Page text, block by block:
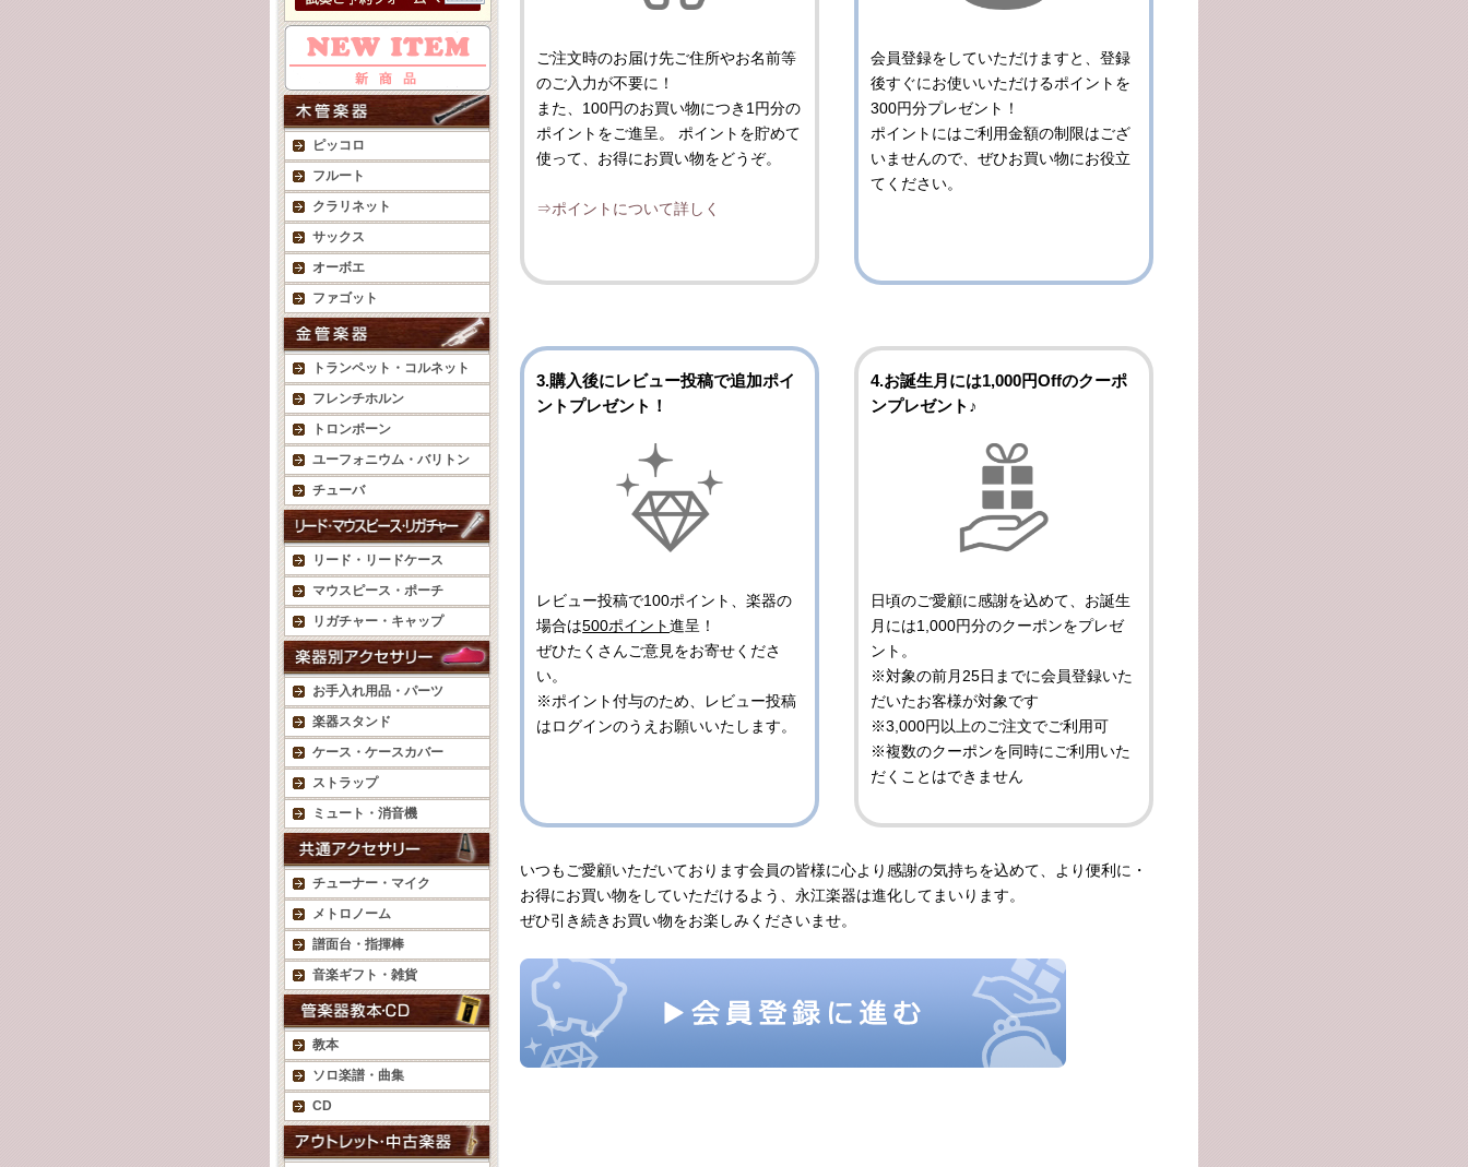
ピッコロ
フルート
クラリネット
サックス
オーボエ
ファゴット
トランペット・コルネット
フレンチホルン
トロンボーン
ユーフォニウム・バリトン
チューバ
リード・リードケース
マウスピース・ポーチ
リガチャー・キャップ
お手入れ用品・パーツ
楽器スタンド
ケース・ケースカバー
ストラップ
ミュート・消音機
チューナー・マイク
メトロノーム
譜面台・指揮棒
音楽ギフト・雑貨
教本
ソロ楽譜・曲集
CD
ご注文時のお届け先ご住所やお名前等
のご入力が不要に！
また、100円のお買い物につき1円分の
ポイントをご進呈。 ポイントを貯めて
使って、お得にお買い物をどうぞ。
⇒ポイントについて詳しく
会員登録をしていただけますと、登録
後すぐにお使いいただけるポイントを
300円分プレゼント！
ポイントにはご利用金額の制限はござ
いませんので、ぜひお買い物にお役立
てください。
3.購入後にレビュー投稿で追加ポイ
ントプレゼント！
レビュー投稿で100ポイント、楽器の
場合は500ポイント進呈！
ぜひたくさんご意見をお寄せくださ
い。
※ポイント付与のため、レビュー投稿
はログインのうえお願いいたします。
4.お誕生月には1,000円Offのクーポ
ンプレゼント♪
日頃のご愛顧に感謝を込めて、お誕生
月には1,000円分のクーポンをプレゼ
ント。
※対象の前月25日までに会員登録いた
だいたお客様が対象です
※3,000円以上のご注文でご利用可
※複数のクーポンを同時にご利用いた
だくことはできません
いつもご愛顧いただいております会員の皆様に心より感謝の気持ちを込めて、より便利に・
お得にお買い物をしていただけるよう、永江楽器は進化してまいります。
ぜひ引き続きお買い物をお楽しみくださいませ。